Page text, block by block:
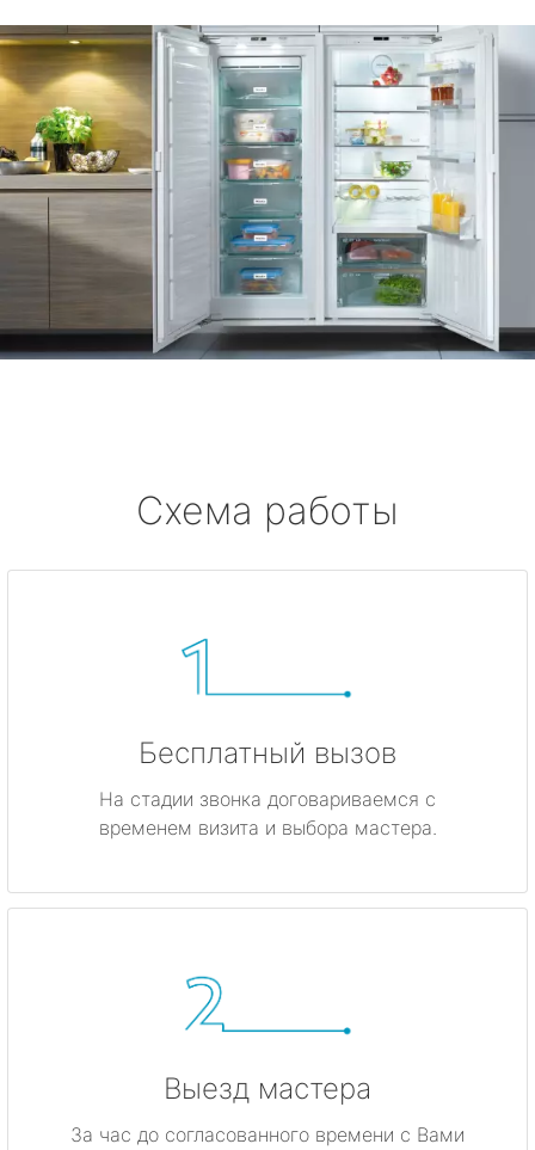
Схема работы
Бесплатный вызов
На стадии звонка договариваемся с
временем визита и выбора мастера.
Выезд мастера
За час до согласованного времени с Вами